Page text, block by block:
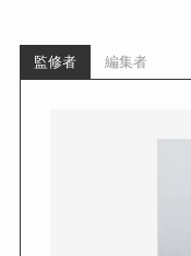
監修者 編集者